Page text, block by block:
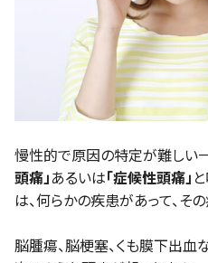
慢性的で原因の特定が難しい
頭痛」 あるいは「症候性頭痛」
は、何らかの疾患があって、そ
脳腫瘍、脳梗塞、くも膜下出血